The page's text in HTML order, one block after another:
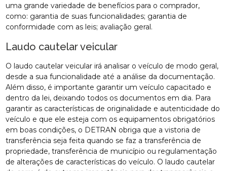
uma grande variedade de benefícios para o comprador,
como: garantia de suas funcionalidades; garantia de
conformidade com as leis; avaliação geral.
Laudo cautelar veicular
O laudo cautelar veicular irá analisar o veículo de modo geral,
desde a sua funcionalidade até a análise da documentação.
Além disso, é importante garantir um veículo capacitado e
dentro da lei, deixando todos os documentos em dia. Para
garantir as características de originalidade e autenticidade do
veículo e que ele esteja com os equipamentos obrigatórios
em boas condições, o DETRAN obriga que a vistoria de
transferência seja feita quando se faz a transferência de
propriedade, transferência de município ou regulamentação
de alterações de características do veículo. O laudo cautelar